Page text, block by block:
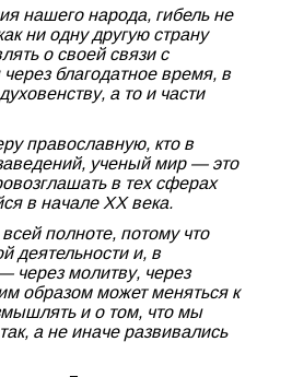
нашего народа, гибель не
ни одну другую страну
о своей связи с
благодатное время, в
а то и части
православную, кто в
ученый мир — это
в тех сферах
в начале XX века.
полноте, потому что
деятельности и, в
через молитву, через
образом может меняться к
и о том, что мы
а не иначе развивались